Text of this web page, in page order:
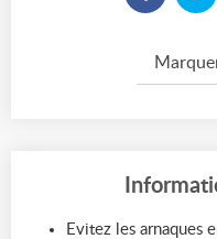
Evitez les arnaques